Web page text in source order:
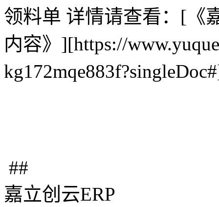
领料单 详情请查看：[《
内容》][https://
##
嘉立创云ERP